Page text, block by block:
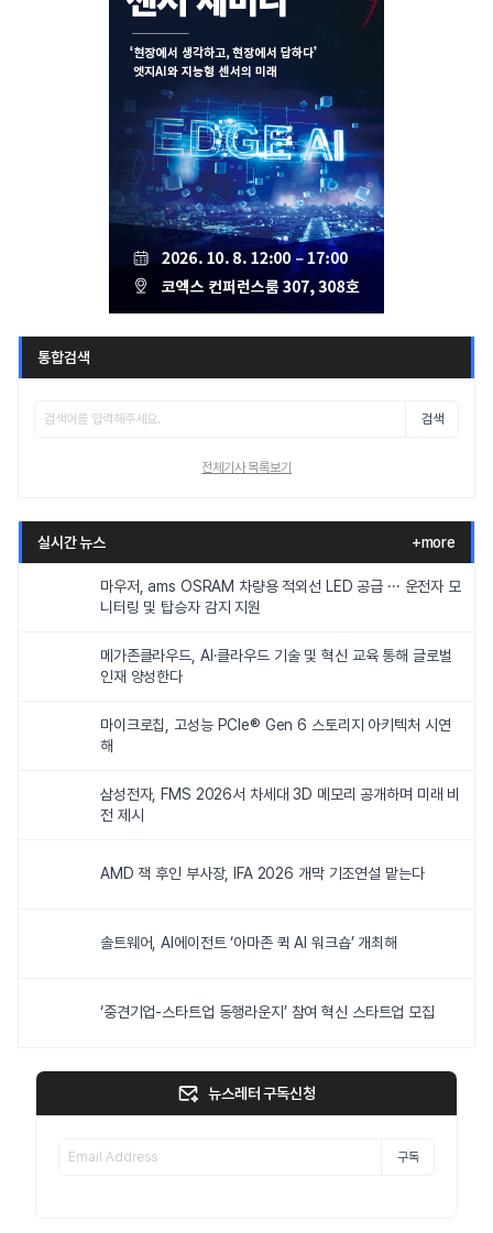
통합검색
검색
전체기사 목록보기
실시간 뉴스 +more
마우저, ams OSRAM 차량용 적외선 LED 공급 ··· 운전자 모
니터링 및 탑승자 감지 지원
메가존클라우드, AI·클라우드 기술 및 혁신 교육 통해 글로벌
인재 양성한다
마이크로칩, 고성능 PCIe® Gen 6 스토리지 아키텍처 시연
해
삼성전자, FMS 2026서 차세대 3D 메모리 공개하며 미래 비
전 제시
AMD 잭 후인 부사장, IFA 2026 개막 기조연설 맡는다
솔트웨어, AI에이전트 ‘아마존 퀵 AI 워크숍’ 개최해
‘중견기업-스타트업 동행라운지’ 참여 혁신 스타트업 모집
뉴스레터 구독신청
구독